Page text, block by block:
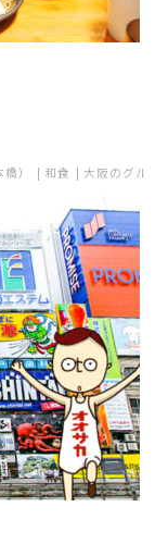
） 和食 大阪のグルメ